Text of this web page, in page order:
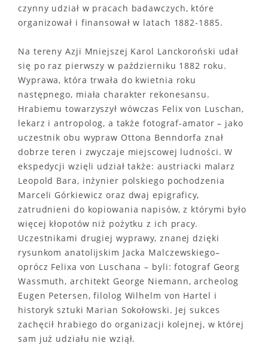
czynny udział w pracach badawczych, które
organizował i finansował w latach 1882-1885.
Na tereny Azji Mniejszej Karol Lanckoroński udał
się po raz pierwszy w październiku 1882 roku.
Wyprawa, która trwała do kwietnia roku
następnego, miała charakter rekonesansu.
Hrabiemu towarzyszył wówczas Felix von Luschan,
lekarz i antropolog, a także fotograf-amator – jako
uczestnik obu wypraw Ottona Benndorfa znał
dobrze teren i zwyczaje miejscowej ludności. W
ekspedycji wzięli udział także: austriacki malarz
Leopold Bara, inżynier polskiego pochodzenia
Marceli Górkiewicz oraz dwaj epigraficy,
zatrudnieni do kopiowania napisów, z którymi było
więcej kłopotów niż pożytku z ich pracy.
Uczestnikami drugiej wyprawy, znanej dzięki
rysunkom anatolijskim Jacka Malczewskiego–
oprócz Felixa von Luschana – byli: fotograf Georg
Wassmuth, architekt George Niemann, archeolog
Eugen Petersen, filolog Wilhelm von Hartel i
historyk sztuki Marian Sokołowski. Jej sukces
zachęcił hrabiego do organizacji kolejnej, w której
sam już udziału nie wziął.